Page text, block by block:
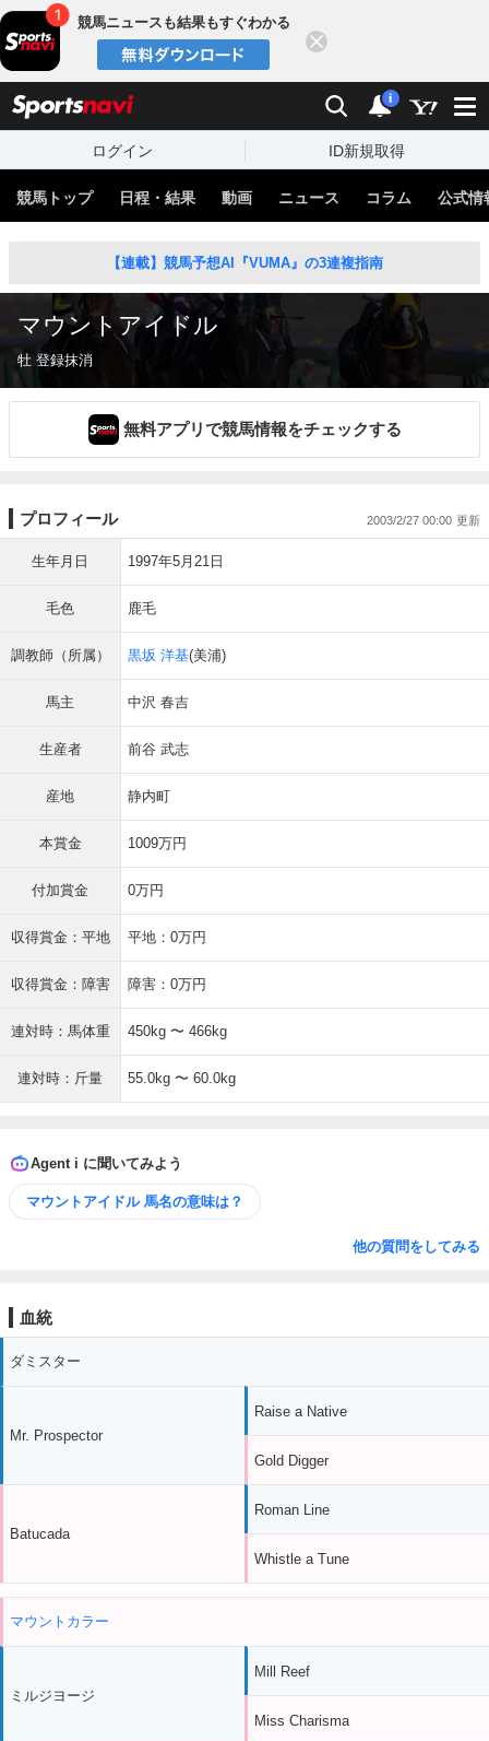
競馬ニュースも結果もすぐわかる
検索 通知
i
ログイン ID新規取得
競馬トップ 日程・結果 動画 ニュース コラム 公式情
【連載】競馬予想AI『VUMA』の3連複指南
マウントアイドル
牡 登録抹消
無料アプリで競馬情報をチェックする
プロフィール 2003/2/27 00:00
生年月日 1997年5月21日
毛色 鹿毛
調教師（所属） 黒坂 洋基(美浦)
馬主 中沢 春吉
生産者 前谷 武志
産地 静内町
本賞金 1009万円
付加賞金 0万円
収得賞金：平地 平地：0万円
収得賞金：障害 障害：0万円
連対時：馬体重 450kg 〜 466kg
連対時：斤量 55.0kg 〜 60.0kg
Agent i に聞いてみよう
マウントアイドル 馬名の意味は？
他の質問をしてみる
血統
ダミスター
Mr. Prospector
Batucada
Raise a Native
Gold Digger
Roman Line
Whistle a Tune
マウントカラー
ミルジヨージ
Mill Reef
Miss Charisma